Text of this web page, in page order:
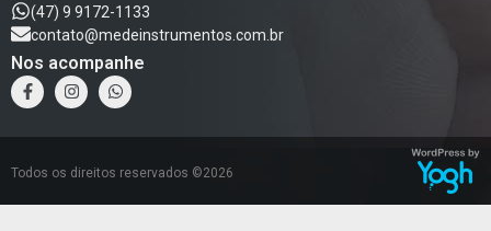
(47) 9 9172-1133
contato@medeinstrumentos.com.br
Nos acompanhe
Todos os direitos reservados ©2026